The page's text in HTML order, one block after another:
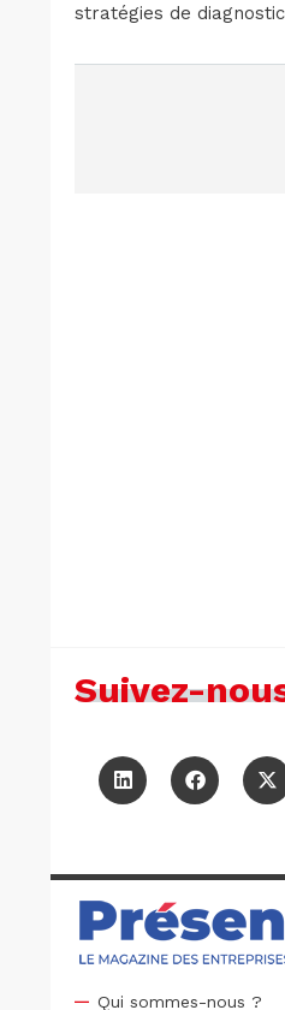
stratégies de
Suivez-
Qui sommes-nous ?